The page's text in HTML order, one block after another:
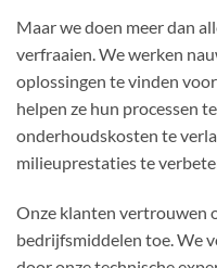
Maar we doen meer dan
verfraaien. We werken
oplossingen te vinden
helpen ze hun processen
onderhoudskosten te
milieuprestaties te
Onze klanten vertrouwen
bedrijfsmiddelen toe. We